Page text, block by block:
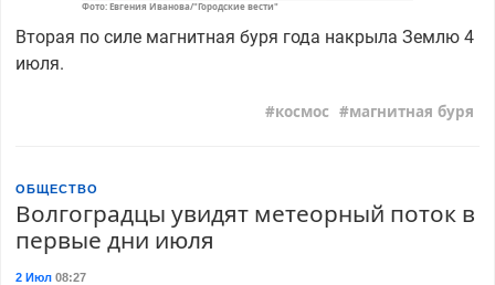
Фото: Евгения Иванова/"Городские вести"
Вторая по силе магнитная буря года накрыла Землю 4
июля.
космос магнитная буря
ОБЩЕСТВО
Волгоградцы увидят метеорный поток в
первые дни июля
2 Июл08:27